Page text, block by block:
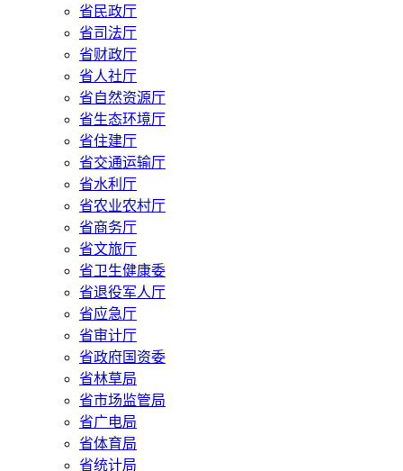
省民政厅
省司法厅
省财政厅
省人社厅
省自然资源厅
省生态环境厅
省住建厅
省交通运输厅
省水利厅
省农业农村厅
省商务厅
省文旅厅
省卫生健康委
省退役军人厅
省应急厅
省审计厅
省政府国资委
省林草局
省市场监管局
省广电局
省体育局
省统计局